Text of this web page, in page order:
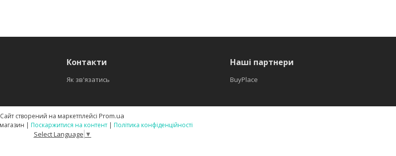
Контакти
Як зв'язатись
Наші партнери
BuyPlace
Сайт створений на маркетплейсі Prom.ua
🏆 "Feel-good" онлайн-магазин | Поскаржитися на контент | Політика конфіденційності
Select Language ▼